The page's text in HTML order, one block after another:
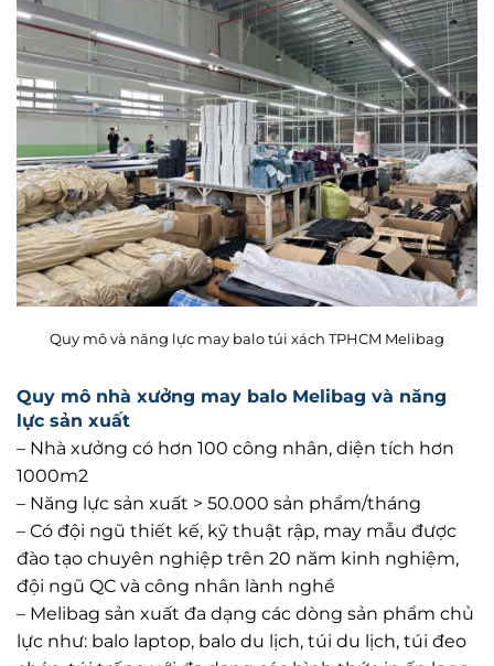
Quy mô và năng lực may balo túi xách TPHCM Melibag
Quy mô nhà xưởng may balo Melibag và năng
– Nhà xưởng có hơn 100 công nhân, diện tích hơn
1000m2
– Năng lực sản xuất > 50.000 sản phẩm/tháng
– Có đội ngũ thiết kế, kỹ thuật rập, may mẫu được
đào tạo chuyên nghiệp trên 20 năm kinh nghiệm,
đội ngũ QC và công nhân lành nghề
– Melibag sản xuất đa dạng các dòng sản phẩm chủ
lực như: balo laptop, balo du lịch, túi du lịch, túi đeo
chéo, túi trống với đa dạng các hình thức in ấn logo,
thêu logo, logo silicon, logo kim loại, tem nhãn dệt…